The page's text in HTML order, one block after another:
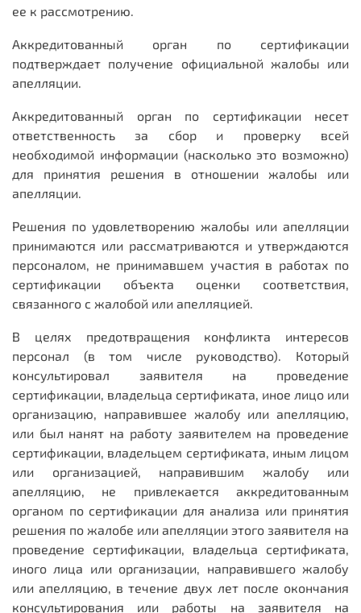
ее к рассмотрению.
Аккредитованный орган по сертификации
подтверждает получение официальной жалобы или
апелляции.
Аккредитованный орган по сертификации несет
ответственность за сбор и проверку всей
необходимой информации (насколько это возможно)
для принятия решения в отношении жалобы или
апелляции.
Решения по удовлетворению жалобы или апелляции
принимаются или рассматриваются и утверждаются
персоналом, не принимавшем участия в работах по
сертификации объекта оценки соответствия,
связанного с жалобой или апелляцией.
В целях предотвращения конфликта интересов
персонал (в том числе руководство). Который
консультировал заявителя на проведение
сертификации, владельца сертификата, иное лицо или
организацию, направившее жалобу или апелляцию,
или был нанят на работу заявителем на проведение
сертификации, владельцем сертификата, иным лицом
или организацией, направившим жалобу или
апелляцию, не привлекается аккредитованным
органом по сертификации для анализа или принятия
решения по жалобе или апелляции этого заявителя на
проведение сертификации, владельца сертификата,
иного лица или организации, направившего жалобу
или апелляцию, в течение двух лет после окончания
консультирования или работы на заявителя на